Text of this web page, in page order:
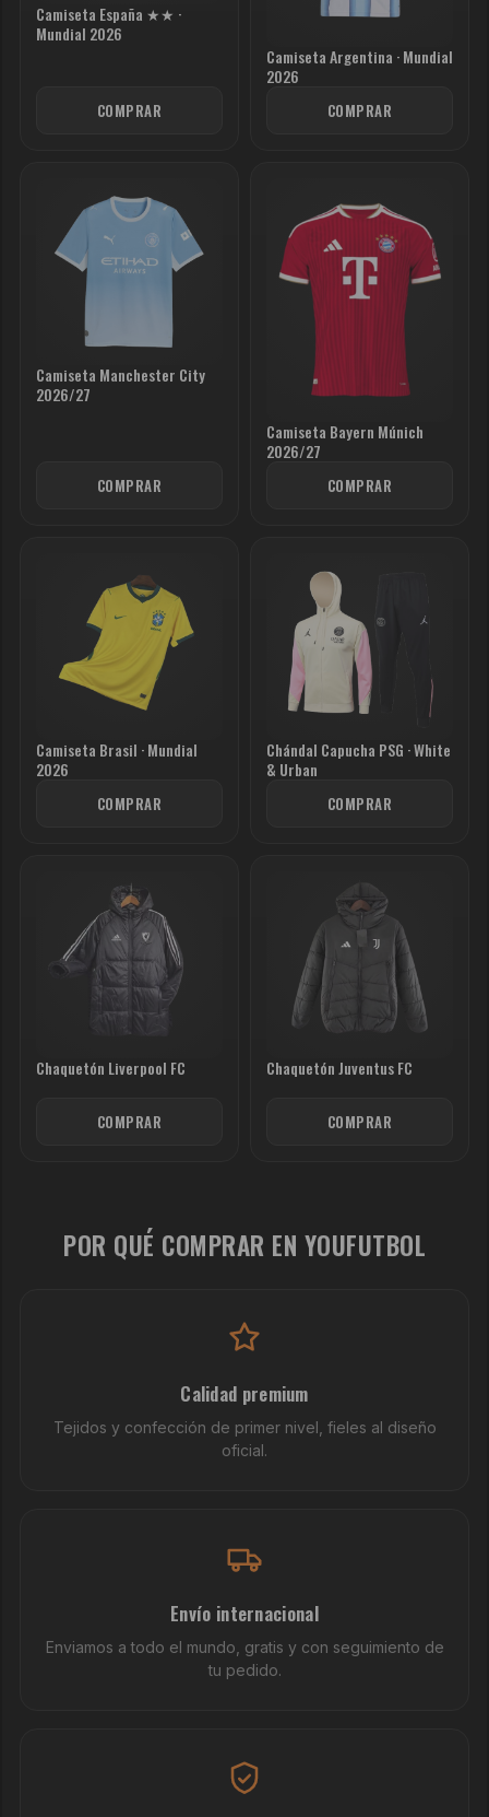
Camiseta España ★★ ·
Mundial 2026
COMPRAR
Camiseta Argentina · Mundial
2026
COMPRAR
Camiseta Manchester City
2026/27
COMPRAR
Camiseta Bayern Múnich
2026/27
COMPRAR
Camiseta Brasil · Mundial
2026
COMPRAR
Chándal Capucha PSG · White
& Urban
COMPRAR
Chaquetón Liverpool FC
COMPRAR
Chaquetón Juventus FC
COMPRAR
POR QUÉ COMPRAR EN YOUFUTBOL
Calidad premium
Tejidos y confección de primer nivel, fieles al diseño
oficial.
Envío internacional
Enviamos a todo el mundo, gratis y con seguimiento de
tu pedido.